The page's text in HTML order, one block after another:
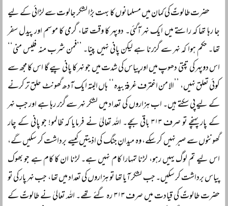
حضرت طالوتؑ کی کمان میں مسلمانوں کا بہت بڑا لشکر جالوت سے لڑائی کے لیے
جا رہا تھا کہ راستے میں ایک نہر آگئی۔ دوپہر کا وقت تھا، گرمی کا موسم اور پیدل سفر
تھا۔ حکم ہوا کہ نہر سے گزرنا ہے لیکن پانی نہیں پینا۔ ’’فمن شرب منہ فلیس منی‘‘
اس دوپہر کی تپتی دھوپ میں اور پیاس کی شدت میں جو نہر کا پانی پیے گا اس کا مجھ سے
کوئی تعلق نہیں، ’’الا من اغترف غرفۃ بیدہ‘‘ ہاں البتہ ایک آدھ گھونٹ حلق تر کرنے
کے لیے پی سکتے ہیں۔ اب ہزاروں کی تعداد میں لشکر نہر سے گزر رہا ہے اور جب نہر
کے پار پہنچے تو صرف ۳۱۳ باقی بچے۔ اللہ تعالیٰ نے فرمایا کہ ظالمو! جو پانی کے چار
گھونٹوں سے صبر نہیں کر سکے، وہ میدانِ جنگ کی اذیتیں کیسے برداشت کر سکیں گے،
اس لیے تم لوگ یہیں رہو، لڑنا تمہارا کام نہیں ہے۔ لڑنا ان کا کام ہے جو بھوک
پیاس برداشت کر سکیں۔ جب لشکر آیا تھا تو ہزاروں کی تعداد میں تھا، جب نہر پار کی تو
حضرت طالوتؑ کی قیادت میں صرف ۳۱۳ رہ گئے تھے۔ اللہ تعالیٰ نے طالوتؑ کے